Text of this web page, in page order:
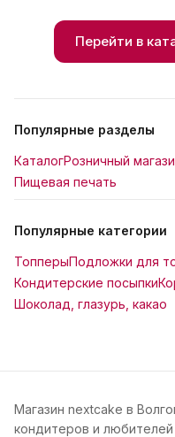
Перейти в
Популярные разделы
КаталогРозничный
Пищевая печать
Популярные категории
ТопперыПодложки для
Кондитерские посыпки
Шоколад, глазурь, какао
Магазин nextcake в
кондитеров и любителей